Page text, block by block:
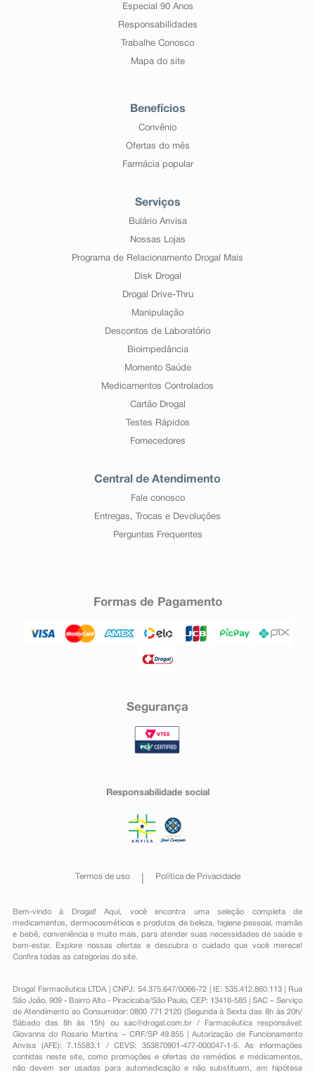
Especial 90 Anos
Responsabilidades
Trabalhe Conosco
Mapa do site
Benefícios
Convênio
Ofertas do mês
Farmácia popular
Serviços
Bulário Anvisa
Nossas Lojas
Programa de Relacionamento Drogal Mais
Disk Drogal
Drogal Drive-Thru
Manipulação
Descontos de Laboratório
Bioimpedância
Momento Saúde
Medicamentos Controlados
Cartão Drogal
Testes Rápidos
Fornecedores
Central de Atendimento
Fale conosco
Entregas, Trocas e Devoluções
Perguntas Frequentes
Formas de Pagamento
Segurança
Responsabilidade social
Termos de uso Política de Privacidade
Bem-vindo à Drogal! Aqui, você encontra uma seleção completa de
medicamentos , dermocosméticos e produtos de beleza, higiene pessoal ,mamãe
e bebê, conveniênciae muito mais, para atender suas necessidades de saúde e
bem-estar. Explore nossas ofertas e descubra o cuidado que você merece!
Confira todas as categorias do site.
Drogal Farmacêutica LTDA | CNPJ: 54.375.647/0066-72 | IE: 535.412.860.113 | Rua
São João, 909 - Bairro Alto - Piracicaba/São Paulo, CEP: 13416-585 | SAC – Serviço
de Atendimento ao Consumidor: 0800 771 2120 (Segunda à Sexta das 8h às 20h/
Sábado das 8h às 15h) ou sac@drogal.com.br/ Farmacêutica responsável:
Giovanna do Rosario Martins – CRF/SP 49.855 | Autorização de Funcionamento
Anvisa (AFE): 7.15583.1 / CEVS: 353870901-477-000047-1-5. As informações
contidas neste site, como promoções e ofertas de remédios e medicamentos,
não devem ser usadas para automedicação e não substituem, em hipótese